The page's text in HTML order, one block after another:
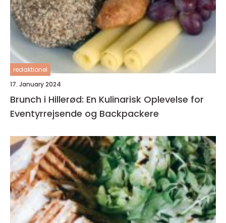
redaktionel
17. January 2024
Brunch i Hillerød: En Kulinarisk Oplevelse for
Eventyrrejsende og Backpackere